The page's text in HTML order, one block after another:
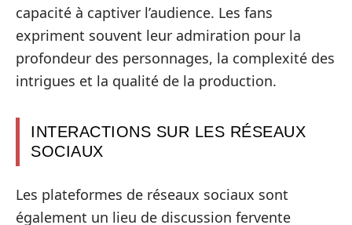
capacité à captiver l’audience. Les fans
expriment souvent leur admiration pour la
profondeur des personnages, la complexité des
intrigues et la qualité de la production.
INTERACTIONS SUR LES RÉSEAUX
SOCIAUX
Les plateformes de réseaux sociaux sont
également un lieu de discussion fervente